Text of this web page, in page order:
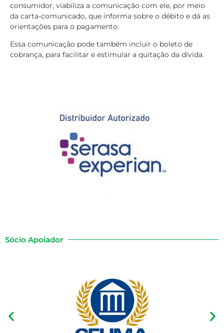
consumidor, viabiliza a comunicação com ele, por meio
da carta-comunicado, que informa sobre o débito e dá as
orientações para o pagamento.
Essa comunicação pode também incluir o boleto de
cobrança, para facilitar e estimular a quitação da dívida.
Sócio Apoiador